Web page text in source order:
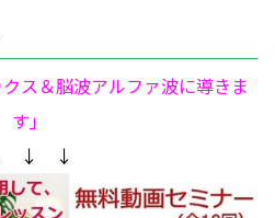
ス＆脳波アルファ波に導きま
す」
↓ ↓